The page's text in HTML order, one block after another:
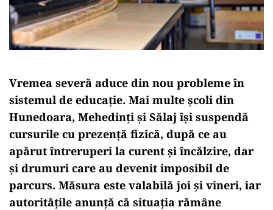
Vremea severă aduce din nou probleme în
sistemul de educație. Mai multe școli din
Hunedoara, Mehedinți și Sălaj își suspendă
cursurile cu prezență fizică, după ce au
apărut întreruperi la curent și încălzire, dar
și drumuri care au devenit imposibil de
parcurs. Măsura este valabilă joi și vineri, iar
autoritățile anunță că situația rămâne